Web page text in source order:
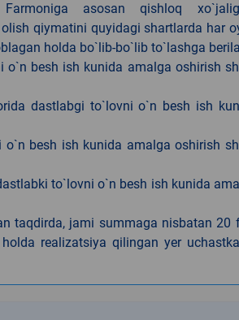
Farmoniga asosan qishloq
qiymatini quyidagi shartlarda har
holda bo`lib-bo`lib to`lashga
besh ish kunida amalga oshirish
dastlabgi to`lovni o`n besh ish
besh ish kunida amalga oshirish
to`lovni o`n besh ish kunida
taqdirda, jami summaga nisbatan 20
realizatsiya qilingan yer